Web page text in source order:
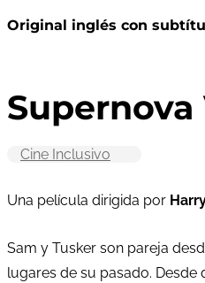
Original inglés con
Supernova
Cine Inclusivo
Una película dirigida por
Sam y Tusker son pareja
lugares de su pasado. Desde